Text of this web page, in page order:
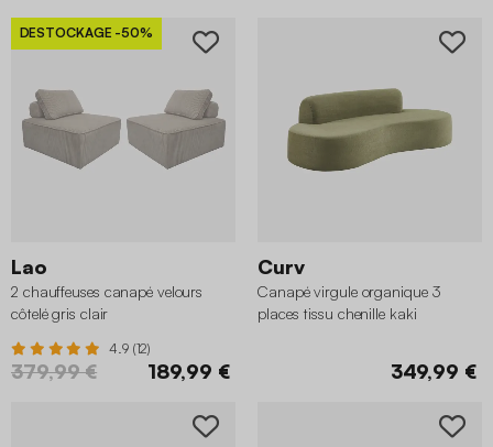
DESTOCKAGE -50%
Lao
2 chauffeuses canapé velours
côtelé gris clair
4.9 (12)
379,99 € 189,99 €
Curv
Canapé virgule organique 3
places tissu chenille kaki
349,99 €